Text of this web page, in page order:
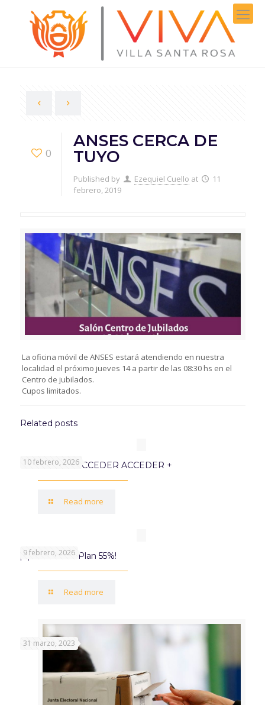
0
ANSES CERCA DE
TUYO
Published by Ezequiel Cuello at
11
febrero, 2019
La oficina móvil de ANSES estará atendiendo en nuestra
localidad el próximo jueves 14 a partir de las 08:30 hs en el
Centro de jubilados.
Cupos limitados.
Related posts
10 febrero, 2026
PROGRAMA ACCEDER ACCEDER +
Read more
9 febrero, 2026
¡Aprovechá el Plan 55%!
Read more
31 marzo, 2023